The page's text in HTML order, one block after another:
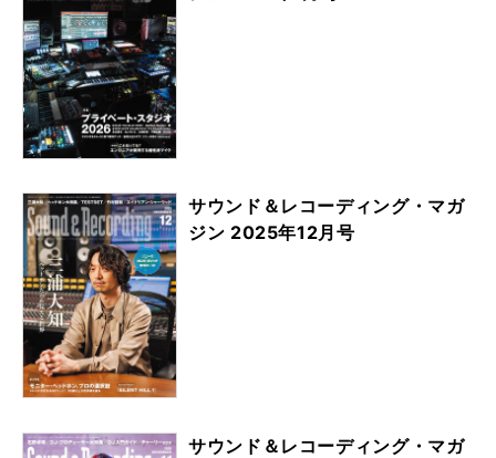
サウンド＆レコーディング・マガ
ジン 2025年12月号
サウンド＆レコーディング・マガ